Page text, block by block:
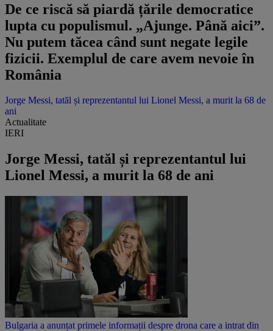
De ce riscă să piardă țările democratice
lupta cu populismul. „Ajunge. Până aici”.
Nu putem tăcea când sunt negate legile
fizicii. Exemplul de care avem nevoie în
România
Jorge Messi, tatăl și reprezentantul lui Lionel Messi, a murit la 68 de
ani
Actualitate
IERI
Jorge Messi, tatăl și reprezentantul lui
Lionel Messi, a murit la 68 de ani
Bulgaria a anunțat primele informații despre drona care a intrat din